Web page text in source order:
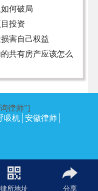
何破局
投资
害自己权益
共有房产应该怎么
律师"]
吸机 安徽律师
2017 | 保留所有权利。
律所地址 分享